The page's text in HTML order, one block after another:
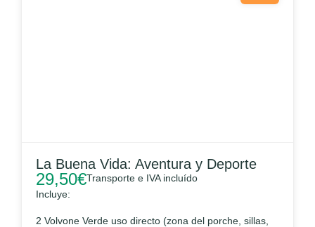
La Buena Vida: Aventura y Deporte
29,50€Transporte e IVA incluído
Incluye:
2 Volvone Verde uso directo (zona del porche, sillas,